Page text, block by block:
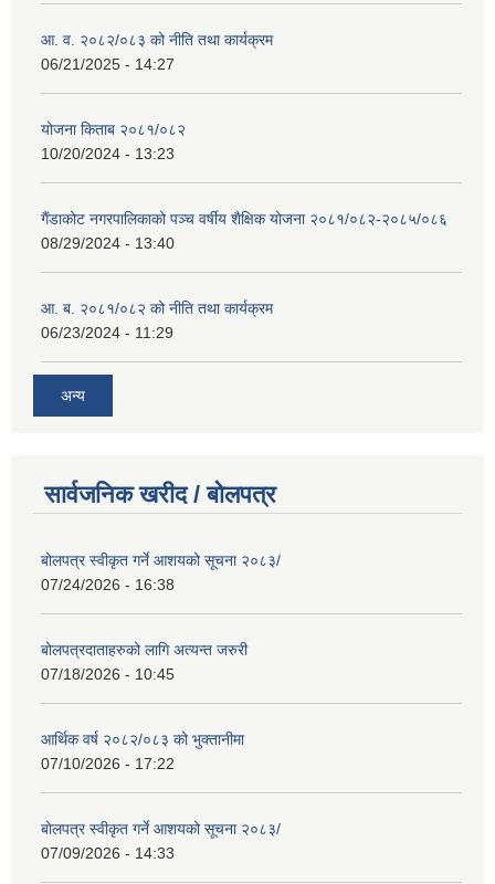
आ. व. २०८२/०८३ को नीति तथा कार्यक्रम
06/21/2025 - 14:27
योजना किताब २०८१/०८२
10/20/2024 - 13:23
गैंडाकोट नगरपालिकाको पञ्च वर्षीय शैक्षिक योजना २०८१/०८२-२०८५/०८६
08/29/2024 - 13:40
आ. ब. २०८१/०८२ को नीति तथा कार्यक्रम
06/23/2024 - 11:29
अन्य
सार्वजनिक खरीद / बोलपत्र
बोलपत्र स्वीकृत गर्ने आशयको सूचना २०८३/
07/24/2026 - 16:38
बोलपत्रदाताहरुको लागि अत्यन्त जरुरी
07/18/2026 - 10:45
आर्थिक वर्ष २०८२/०८३ को भुक्तानीमा
07/10/2026 - 17:22
बोलपत्र स्वीकृत गर्ने आशयको सूचना २०८३/
07/09/2026 - 14:33